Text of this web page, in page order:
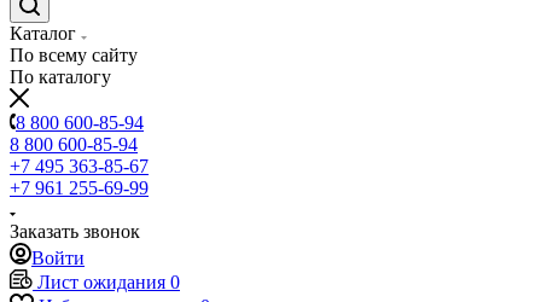
Каталог
По всему сайту
По каталогу
8 800 600-85-94
8 800 600-85-94
+7 495 363-85-67
+7 961 255-69-99
Заказать звонок
Войти
Лист ожидания 0